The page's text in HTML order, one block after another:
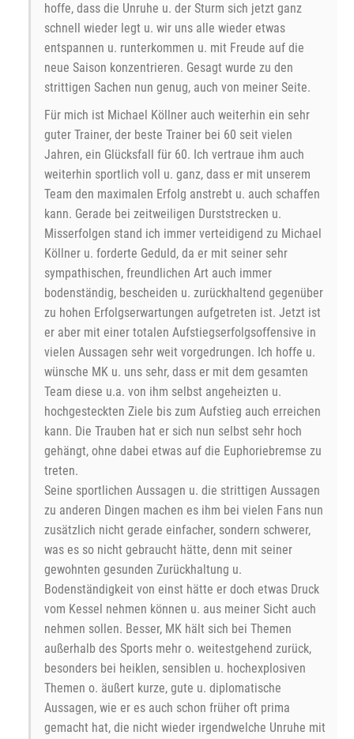
hoffe, dass die Unruhe u. der Sturm sich jetzt ganz
schnell wieder legt u. wir uns alle wieder etwas
entspannen u. runterkommen u. mit Freude auf die
neue Saison konzentrieren. Gesagt wurde zu den
strittigen Sachen nun genug, auch von meiner Seite.
Für mich ist Michael Köllner auch weiterhin ein sehr
guter Trainer, der beste Trainer bei 60 seit vielen
Jahren, ein Glücksfall für 60. Ich vertraue ihm auch
weiterhin sportlich voll u. ganz, dass er mit unserem
Team den maximalen Erfolg anstrebt u. auch schaffen
kann. Gerade bei zeitweiligen Durststrecken u.
Misserfolgen stand ich immer verteidigend zu Michael
Köllner u. forderte Geduld, da er mit seiner sehr
sympathischen, freundlichen Art auch immer
bodenständig, bescheiden u. zurückhaltend gegenüber
zu hohen Erfolgserwartungen aufgetreten ist. Jetzt ist
er aber mit einer totalen Aufstiegserfolgsoffensive in
vielen Aussagen sehr weit vorgedrungen. Ich hoffe u.
wünsche MK u. uns sehr, dass er mit dem gesamten
Team diese u.a. von ihm selbst angeheizten u.
hochgesteckten Ziele bis zum Aufstieg auch erreichen
kann. Die Trauben hat er sich nun selbst sehr hoch
gehängt, ohne dabei etwas auf die Euphoriebremse zu
treten.
Seine sportlichen Aussagen u. die strittigen Aussagen
zu anderen Dingen machen es ihm bei vielen Fans nun
zusätzlich nicht gerade einfacher, sondern schwerer,
was es so nicht gebraucht hätte, denn mit seiner
gewohnten gesunden Zurückhaltung u.
Bodenständigkeit von einst hätte er doch etwas Druck
vom Kessel nehmen können u. aus meiner Sicht auch
nehmen sollen. Besser, MK hält sich bei Themen
außerhalb des Sports mehr o. weitestgehend zurück,
besonders bei heiklen, sensiblen u. hochexplosiven
Themen o. äußert kurze, gute u. diplomatische
Aussagen, wie er es auch schon früher oft prima
gemacht hat, die nicht wieder irgendwelche Unruhe mit